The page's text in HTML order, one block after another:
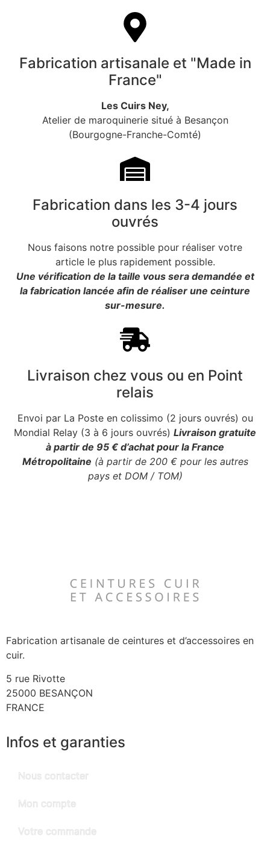
Fabrication artisanale et "Made in
France"
Les Cuirs Ney,
Atelier de maroquinerie situé à Besançon
(Bourgogne-Franche-Comté)
Fabrication dans les 3-4 jours
ouvrés
Nous faisons notre possible pour réaliser votre
article le plus rapidement possible.
Une vérification de la taille vous sera demandée et
la fabrication lancée afin de réaliser une ceinture
sur-mesure.
Livraison chez vous ou en Point
relais
Envoi par La Poste en colissimo (2 jours ouvrés) ou
Mondial Relay (3 à 6 jours ouvrés) Livraison gratuite
à partir de 95 € d’achat pour la France
Métropolitaine (à partir de 200 € pour les autres
pays et DOM / TOM)
Fabrication artisanale de ceintures et d’accessoires en
cuir.
5 rue Rivotte
25000 BESANÇON
FRANCE
Infos et garanties
Nous contacter
Mon compte
Votre commande